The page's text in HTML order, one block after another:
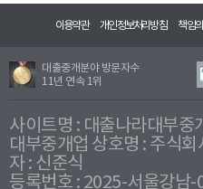
이용약관 개인정보처리방침 책임
대출중개분야 방문자수
11년 연속 1위
사이트명 : 대출나라대부중
대부중개업 상호명 : 주식
자 : 신준식
등록번호 : 2025-서울강남